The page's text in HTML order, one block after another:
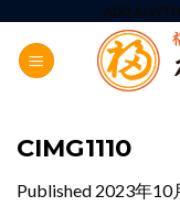
content
ADD
CIMG1110
Published 2023年10